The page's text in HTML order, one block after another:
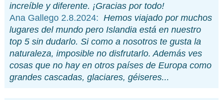
increíble y diferente. ¡Gracias por todo!
Ana Gallego 2.8.2024: Hemos viajado por muchos
lugares del mundo pero Islandia está en nuestro
top 5 sin dudarlo. Si como a nosotros te gusta la
naturaleza, imposible no disfrutarlo. Además ves
cosas que no hay en otros países de Europa como
grandes cascadas, glaciares, géiseres...